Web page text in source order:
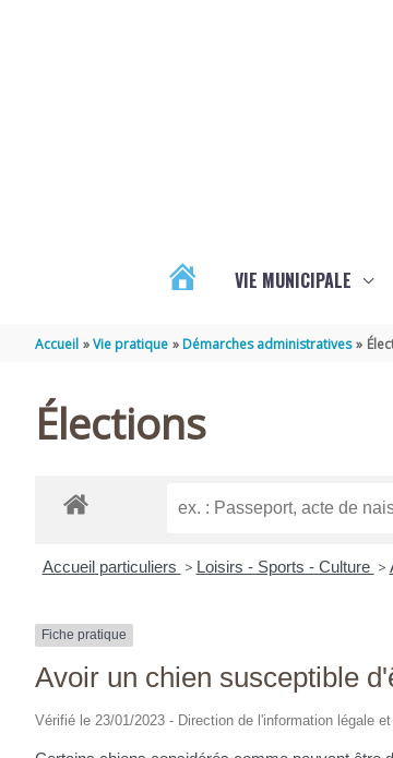
VIE MUNICIPALE
Accueil Vie pratique Démarches administratives
Élections
Accueil particuliers > Loisirs - Sports - Culture >
Fiche pratique
Avoir un chien susceptible
Vérifié le 23/01/2023 - Direction de l'information légale